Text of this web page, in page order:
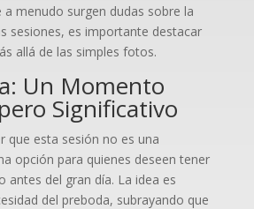
a menudo surgen dudas sobre la
sesiones, es importante destacar
allá de las simples fotos.
Un Momento
Significativo
que esta sesión no es una
opción para quienes deseen tener
antes del gran día. La idea es
del preboda, subrayando que